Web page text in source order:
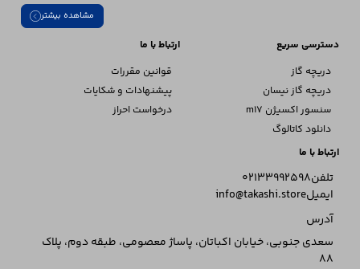
مشاهده بیشتر
دسترسی سریع
دریچه گاز
دریچه گاز نیسان
سنسور اکسیژن m17
دانلود کاتالوگ
ارتباط با ما
قوانین مقررات
پیشنهادات و شکایات
درخواست احراز
ارتباط با ما
تلفن02133992598
ایمیلinfo@takashi.store
آدرس
سعدی جنوبی، خیابان اکباتان، پاساژ معصومی، طبقه دوم، پلاک
88